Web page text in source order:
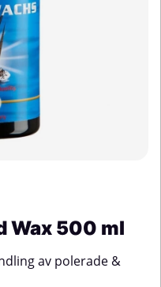
Wax 500 ml
av polerade &